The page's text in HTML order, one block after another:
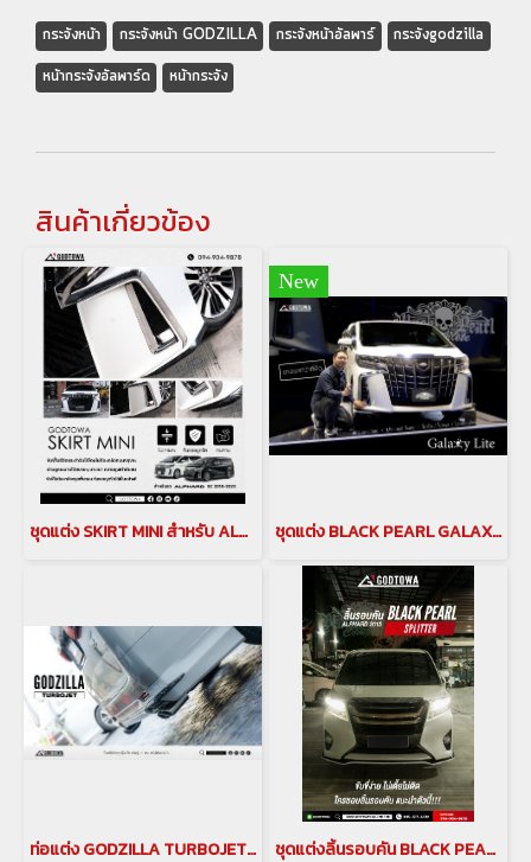
กระจังหน้า กระจังหน้า GODZILLA กระจังหน้าอัลพาร์
กระจังgodzilla
หน้ากระจังอัลพาร์ด
หน้ากระจัง
สินค้าเกี่ยวข้อง
ชุดแต่ง SKIRT MINI สำหรับ ALPHARD ปี 2018-2022 ALPHARD BODY KITS ชุดแต่งสเกิร์ตมินิ ของแต่งอัลพาร์ด
New
ชุดแต่ง BLACK PEARL GALAXI LITE ชุดแต่ง alphard ปี 2018-2022 ALPHARD BODY KITS ชุดแต่งแบล็คเพิร์ล ของแต่งอัลพาร์ด Alphard Accessories japan style galaxilite
ท่อแต่ง GODZILLA TURBOJET ท่อคู่ สำหรับรถยนต์ ALPHARD 30 รุ่นปี 2015-2022 ชุดแต่งลิ้นรอบคัน BLACK PEARL Splitter สำหรับ Alphard 30 รุ่นปี 2015 - 2023 ชุดแต่งลิ้นรอบคันalphard 30 ชุดแต่งแบล็คเพิร์ล ชุดแต่งอัลพาร์ด 2015